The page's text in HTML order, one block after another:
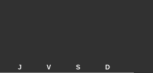
J V S D